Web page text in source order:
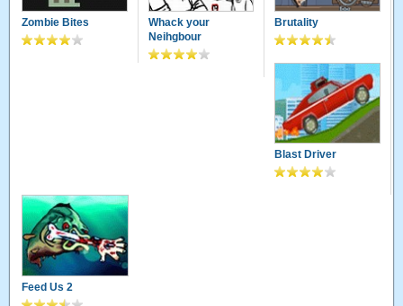
Zombie Bites
Whack your
Neihgbour
Brutality
Blast Driver
Feed Us 2